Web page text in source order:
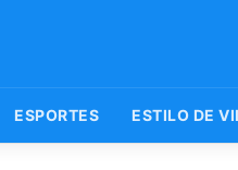
ESPORTES ESTILO DE